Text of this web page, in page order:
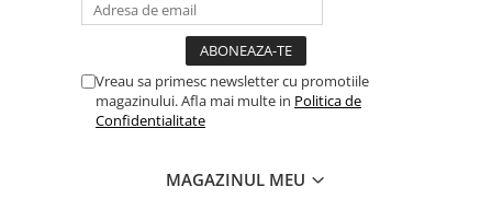
Consumabile & Accesorii
Carti in dar
Vreau sa primesc newsletter cu promotiile
magazinului. Afla mai multe in Politica de
Confidentialitate
MAGAZINUL MEU